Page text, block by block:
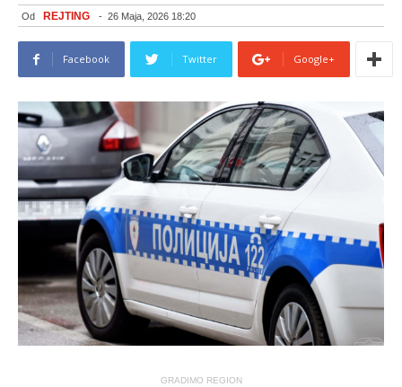
Od REJTING - 26 Maja, 2026 18:20
Facebook Twitter Google+
GRADIMO REGION